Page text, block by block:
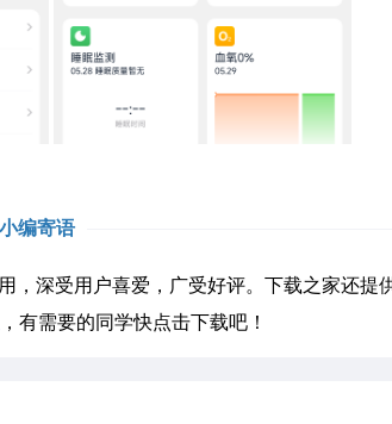
小编寄语
深受用户喜爱，广受好评。下载之家还提
，有需要的同学快点击下载吧！